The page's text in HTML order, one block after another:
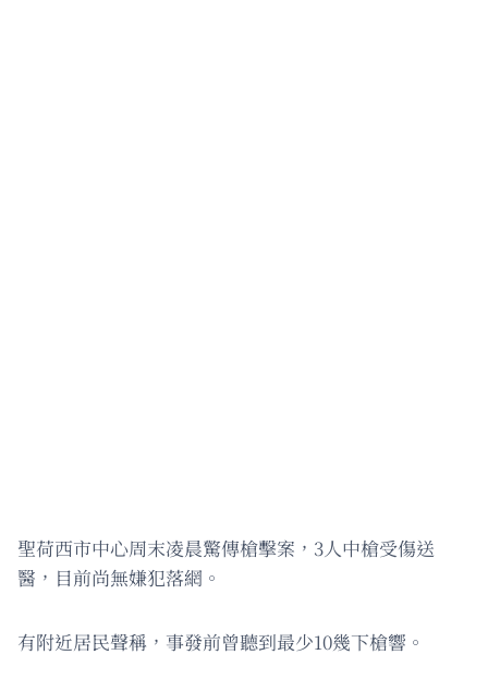
聖荷西市中心周末凌晨驚傳槍擊案，3人中槍受傷送
醫，目前尚無嫌犯落網。
有附近居民聲稱，事發前曾聽到最少10幾下槍響。